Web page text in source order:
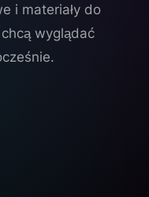
i materiały do
wyglądać